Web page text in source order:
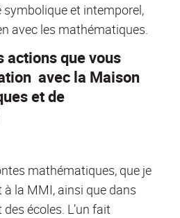
et intemporel,
avec les mathématiques.
actions que vous
avec la Maison
et de
mathématiques, que je
la MMI, ainsi que dans
écoles. L’un fait